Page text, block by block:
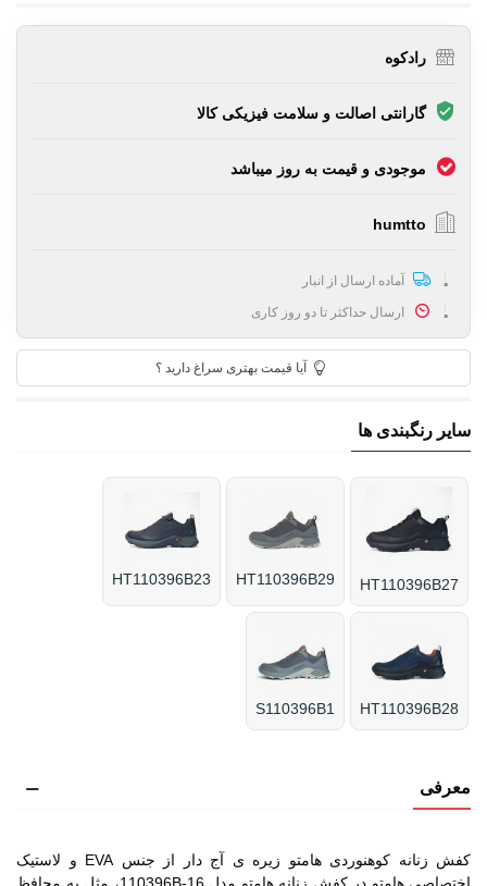
رادکوه
گارانتی اصالت و سلامت فیزیکی کالا
موجودی و قیمت به روز میباشد
humtto
آماده ارسال از انبار
ارسال حداکثر تا دو روز کاری
آیا قیمت بهتری سراغ دارید ؟
سایر رنگبندی ها
HT110396B27
HT110396B29
HT110396B23
HT110396B28
S110396B1
معرفی
کفش زنانه کوهنوردی هامتو زیره ی آج دار از جنس EVA و لاستیک